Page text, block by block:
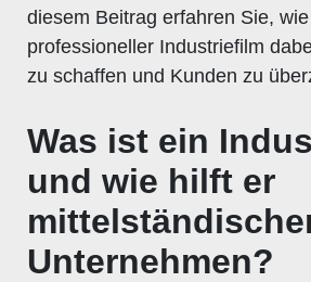
diesem Beitrag erfahren Sie,
professioneller Industriefilm
zu schaffen und Kunden zu
Was ist ein
und wie hilft er
Unternehmen?